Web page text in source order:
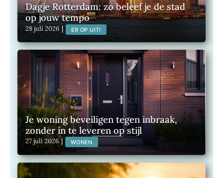
Dagje Rotterdam: zo beleef je de stad
op jouw tempo
28 juli 2026 | ER OP UIT!
Je woning beveiligen tegen inbraak,
zonder in te leveren op stijl
27 juli 2026 | WONEN